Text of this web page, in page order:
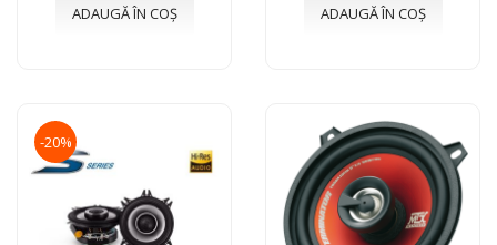
ADAUGĂ ÎN COȘ ADAUGĂ ÎN COȘ
-20%